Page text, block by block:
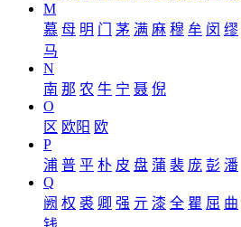
M
慕 母 明 门 茅 满 麻 穆 牟 闵 缪
马
N
南 那 农 牛 宁 聂 倪
O
区 欧阳 欧
P
浦 普 平 朴 皮 盘 蒲 裴 庞 彭 潘
Q
阙 权 裘 卿 强 亓 漆 全 瞿 屈 曲